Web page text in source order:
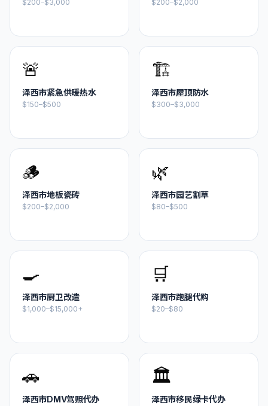
$200–$3,000 $200–$2,000
🚨
泽西市紧急供暖热水
$150–$500
🏗️
泽西市屋顶防水
$300–$3,000
🪵
泽西市地板瓷砖
$200–$2,000
🌿
泽西市园艺割草
$80–$500
🍳
泽西市厨卫改造
$1,000–$15,000+
🛒
泽西市跑腿代购
$20–$80
🚗
泽西市DMV驾照代办
🏛️
泽西市移民绿卡代办